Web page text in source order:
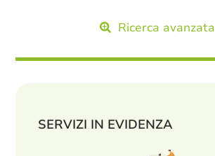
Ricerca avanzata
SERVIZI IN EVIDENZA